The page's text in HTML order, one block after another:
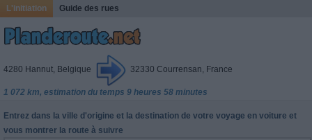
L'initiation Guide des rues
4280 Hannut, Belgique 32330 Courrensan, France
1 072 km, estimation du temps 9 heures 58 minutes
Entrez dans la ville d'origine et la destination de votre voyage en voiture et
vous montrer la route à suivre